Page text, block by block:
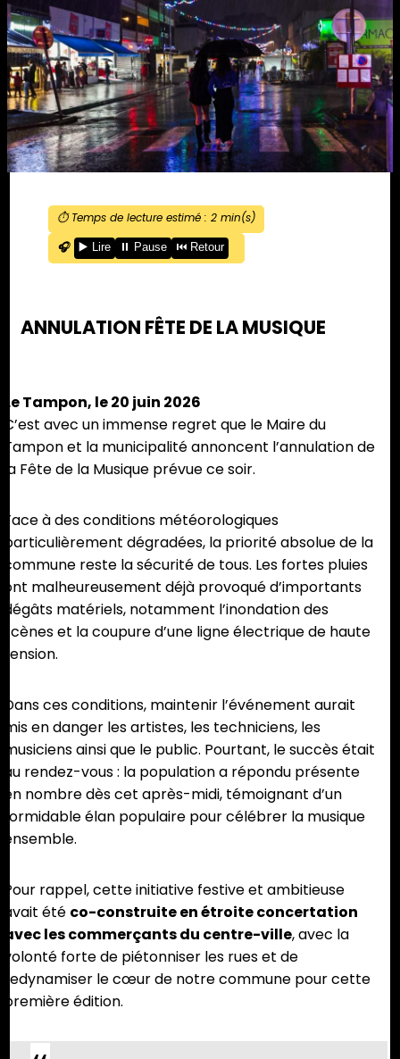
⏱️ Temps de lecture estimé : 2min(s)
🎧
▶️ Lire ⏸️ Pause ⏮️ Retour
ANNULATION FÊTE DE LA MUSIQUE
Le Tampon, le 20 juin 2026
C’est avec un immense regret que le Maire du
Tampon et la municipalité annoncent l’annulation de
la Fête de la Musique prévue ce soir.
Face à des conditions météorologiques
particulièrement dégradées, la priorité absolue de la
commune reste la sécurité de tous. Les fortes pluies
ont malheureusement déjà provoqué d’importants
dégâts matériels, notamment l’inondation des
scènes et la coupure d’une ligne électrique de haute
tension.
Dans ces conditions, maintenir l’événement aurait
mis en danger les artistes, les techniciens, les
musiciens ainsi que le public. Pourtant, le succès était
au rendez-vous : la population a répondu présente
en nombre dès cet après-midi, témoignant d’un
formidable élan populaire pour célébrer la musique
ensemble.
Pour rappel, cette initiative festive et ambitieuse
avait été co-construite en étroite concertation
avec les commerçants du centre-ville, avec la
volonté forte de piétonniser les rues et de
redynamiser le cœur de notre commune pour cette
première édition.